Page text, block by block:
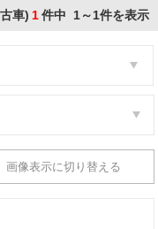
車) 1件中 1～1件を表示
画像表示に切り替える